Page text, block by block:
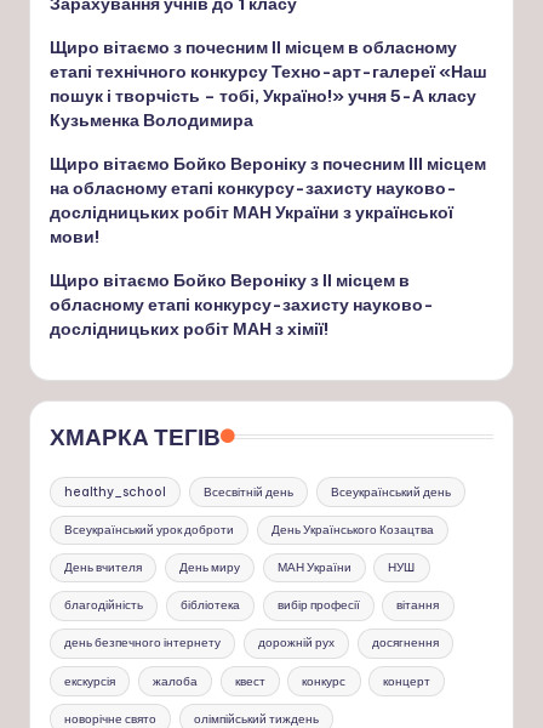
Щиро вітаємо з почесним ІІ місцем в обласному
етапі технічного конкурсу Техно-арт-галереї «Наш
пошук і творчість – тобі, Україно!» учня 5-А класу
Кузьменка Володимира
Щиро вітаємо Бойко Вероніку з почесним ІІІ місцем
на обласному етапі конкурсу-захисту науково-
дослідницьких робіт МАН України з української
мови!
Щиро вітаємо Бойко Вероніку з ІІ місцем в
обласному етапі конкурсу-захисту науково-
дослідницьких робіт МАН з хімії!
ХМАРКА ТЕГІВ
healthy_school Всесвітній день Всеукраїнський день
Всеукраїнський урок доброти День Українського Козацтва
День вчителя День миру МАН України НУШ
благодійність бібліотека вибір професії вітання
день безпечного інтернету дорожній рух досягнення
екскурсія жалоба квест конкурс концерт
новорічне свято олімпійський тиждень